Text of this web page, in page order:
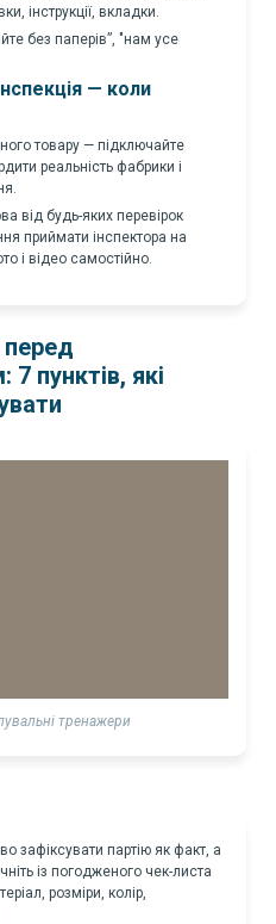
інструкції, вкладки.
без паперів”, "нам усе
— коли
товару — підключайте
реальність фабрики і
від будь-яких перевірок
приймати інспектора на
і відео самостійно.
перед
пунктів, які
тренажери
зафіксувати партію як факт, а
із погодженого чек-листа
розміри, колір,